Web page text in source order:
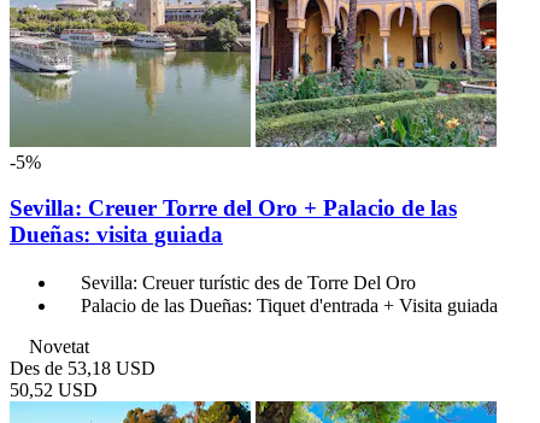
-5%
Sevilla: Creuer Torre del Oro + Palacio de las
Dueñas: visita guiada
Sevilla: Creuer turístic des de Torre Del Oro
Palacio de las Dueñas: Tiquet d'entrada + Visita guiada
Novetat
Des de 53,18 USD
50,52 USD